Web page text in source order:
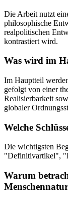
Die Arbeit nutzt
philosophische
realpolitischen
kontrastiert wird.
Was wird im
Im Hauptteil
gefolgt von einer
Realisierbarkeit
globaler
Welche
Die wichtigsten
"Definitivartikel",
Warum